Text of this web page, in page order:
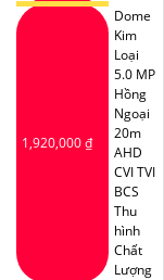
1,920,000 ₫
Dome
Kim
Loại
5.0 MP
Hồng
Ngoại
20m
AHD
CVI TVI
BCS
Thu
hình
Chất
Lượng